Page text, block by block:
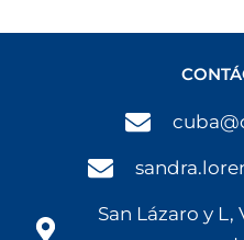
San Lázaro y